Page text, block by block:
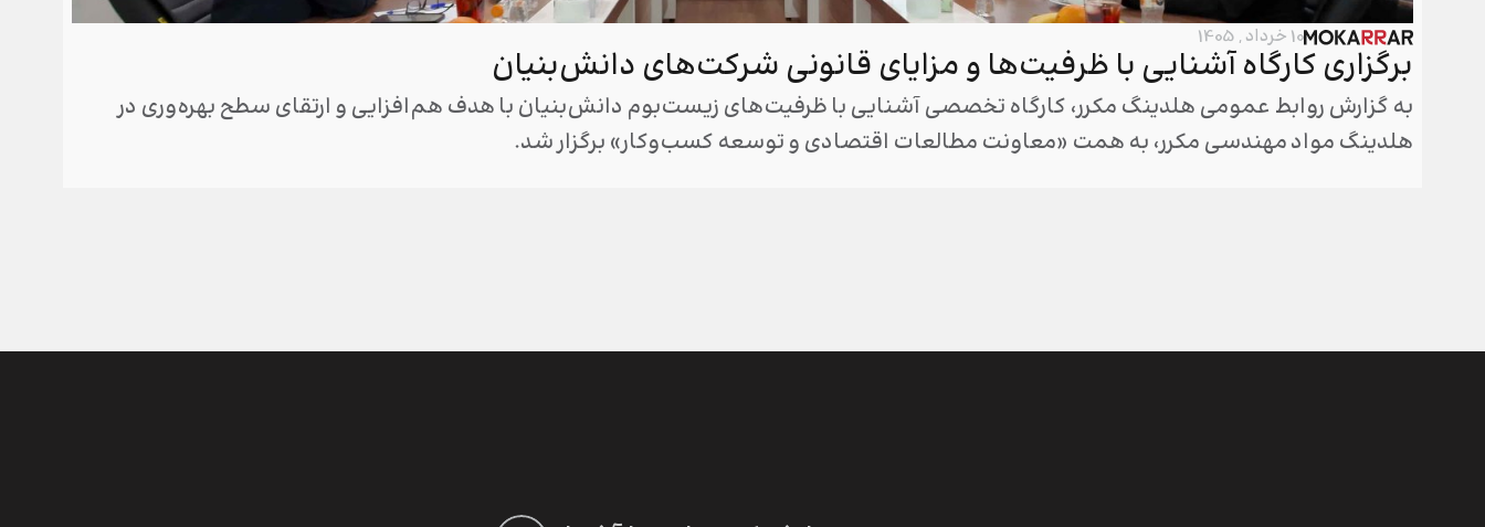
10 خرداد , 1405
برگزاری کارگاه آشنایی با ظرفیت‌ها و مزایای قانونی شرکت‌های دانش‌بنیان
به گزارش روابط عمومی هلدینگ مکرر، کارگاه تخصصی آشنایی با ظرفیت‌های زیست‌بوم دانش‌بنیان با هدف هم‌افزایی و ارتقای سطح بهره‌وری در
هلدینگ مواد مهندسی مکرر، به همت «معاونت مطالعات اقتصادی و توسعه کسب‌وکار» برگزار شد.